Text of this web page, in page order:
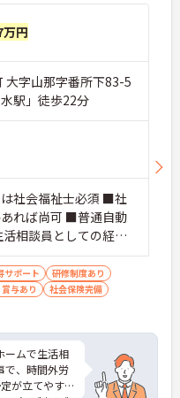
円
大字山那字番所下83-5
駅」徒歩22分
社会福祉士必須 ■社
れば尚可 ■普通自動
相談員としての経験
サポート
研修制度あり
与あり
社会保険完備
ームで生活相
で、時間外労
が立てやす